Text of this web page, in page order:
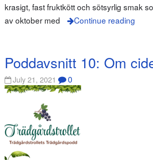
krasigt, fast fruktkött och sötsyrlig smak
av oktober med
Continue reading
Poddavsnitt 10: Om
July 21, 2021 0